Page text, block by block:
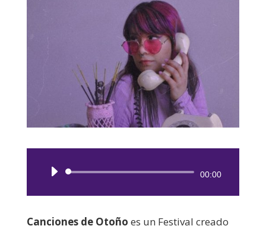
Reproductor
00:00
Canciones de Otoño es un Festival creado